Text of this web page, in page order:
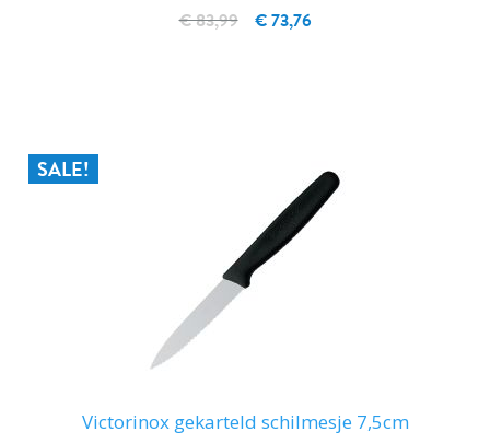
€ 73,76
€ 83,99
SALE!
Victorinox gekarteld schilmesje 7,5cm